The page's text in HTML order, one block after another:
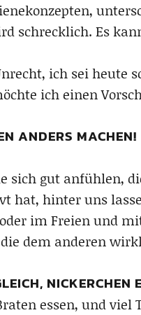
schrecklich. Es
ich sei heute
ich einen
ANDERS MACHEN!
sich gut anfühlen,
hat, hinter uns
im Freien und
dem anderen
NICKERCHEN
essen, und viel